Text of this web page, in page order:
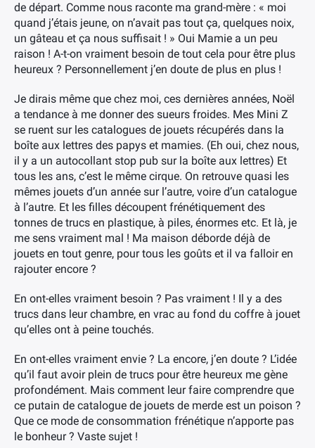
de départ. Comme nous raconte ma grand-mère : « moi
quand j’étais jeune, on n’avait pas tout ça, quelques noix,
un gâteau et ça nous suffisait ! » Oui Mamie a un peu
raison ! A-t-on vraiment besoin de tout cela pour être plus
heureux ? Personnellement j’en doute de plus en plus !
Je dirais même que chez moi, ces dernières années, Noël
a tendance à me donner des sueurs froides. Mes Mini Z
se ruent sur les catalogues de jouets récupérés dans la
boîte aux lettres des papys et mamies. (Eh oui, chez nous,
il y a un autocollant stop pub sur la boîte aux lettres) Et
tous les ans, c’est le même cirque. On retrouve quasi les
mêmes jouets d’un année sur l’autre, voire d’un catalogue
à l’autre. Et les filles découpent frénétiquement des
tonnes de trucs en plastique, à piles, énormes etc. Et là, je
me sens vraiment mal ! Ma maison déborde déjà de
jouets en tout genre, pour tous les goûts et il va falloir en
rajouter encore ?
En ont-elles vraiment besoin ? Pas vraiment ! Il y a des
trucs dans leur chambre, en vrac au fond du coffre à jouet
qu’elles ont à peine touchés.
En ont-elles vraiment envie ? La encore, j’en doute ? L’idée
qu’il faut avoir plein de trucs pour être heureux me gène
profondément. Mais comment leur faire comprendre que
ce putain de catalogue de jouets de merde est un poison ?
Que ce mode de consommation frénétique n’apporte pas
le bonheur ? Vaste sujet !